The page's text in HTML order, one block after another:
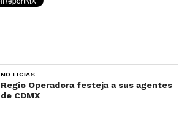
NOTICIAS
Regio Operadora festeja a sus agentes
de CDMX